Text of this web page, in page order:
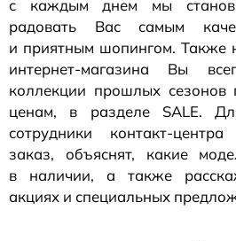
с каждым днем мы
радовать Вас самым
и приятным шопингом. Также
интернет-магазина Вы
коллекции прошлых сезонов
ценам, в разделе SALE.
сотрудники контакт-центра
заказ, объяснят, какие
в наличии, а также
акциях и специальных